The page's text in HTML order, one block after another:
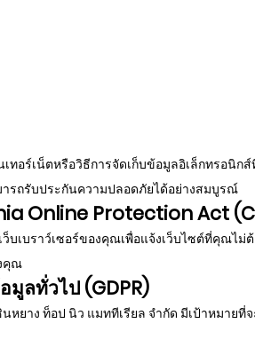
ร์เน็ตหรือวิธีการจัดเก็บข้อมูลอิเล็กทรอนิกส์
รถรับประกันความปลอดภัยได้อย่างสมบูรณ์
Online Protection Act
เบราว์เซอร์ของคุณเพื่อแจ้งเว็บไซต์ที่คุณไม่
คุณ
ลทั่วไป (GDPR)
ยาง ท็อป นิว แมททีเรียล จำกัด มีเป้าหมาย